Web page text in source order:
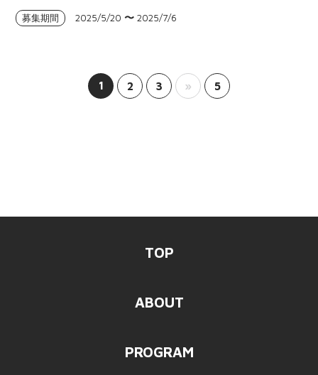
募集期間 2025/5/20 〜2025/7/6
1 2 3 » 5
TOP
ABOUT
PROGRAM